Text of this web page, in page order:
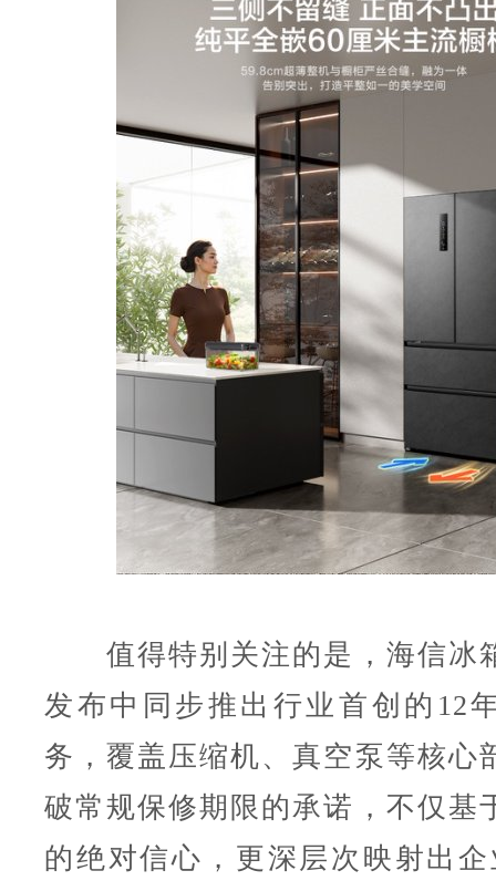
值得特别关注的是，海信冰
发布中同步推出行业首创的12
务，覆盖压缩机、真空泵等核心
破常规保修期限的承诺，不仅基
的绝对信心，更深层次映射出